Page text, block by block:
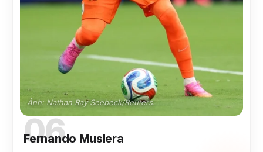
Ảnh: Nathan Ray Seebeck/Reuters.
06
Fernando Muslera